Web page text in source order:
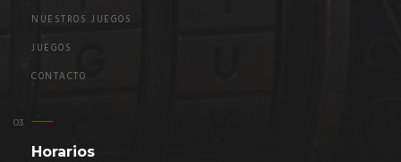
NUESTROS JUEGOS
JUEGOS
CONTACTO
Horarios